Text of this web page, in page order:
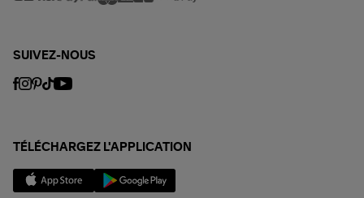
SUIVEZ-NOUS
TÉLÉCHARGEZ L'APPLICATION